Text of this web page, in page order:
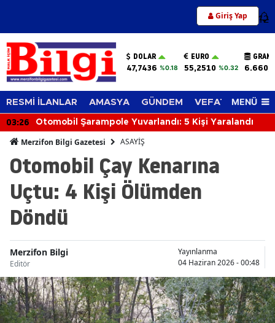
Giriş Yap 12
DOLAR
47,7436 %0.18
EURO
55,2510 %0.32
RESMİ İLANLAR AMASYA GÜNDEM VEFAT EDENLER
MENÜ
03:26 Otomobil Şarampole Yuvarlandı: 5 Kişi Yaralandı
Merzifon Bilgi Gazetesi ASAYİŞ
Otomobil Çay Kenarına
Uçtu: 4 Kişi Ölümden
Döndü
Merzifon Bilgi
Editör
Yayınlanma
04 Haziran 2026 - 00:48